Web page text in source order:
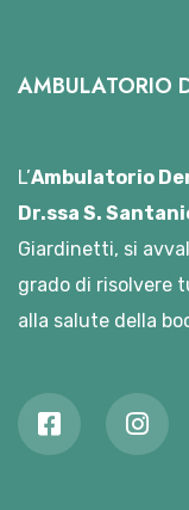
AMBULATORIO
L’Ambulatorio
Dr.ssa S.
Giardinetti, si
grado di risolvere
alla salute della